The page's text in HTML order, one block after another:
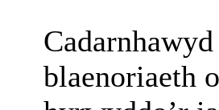
blaenoriaeth